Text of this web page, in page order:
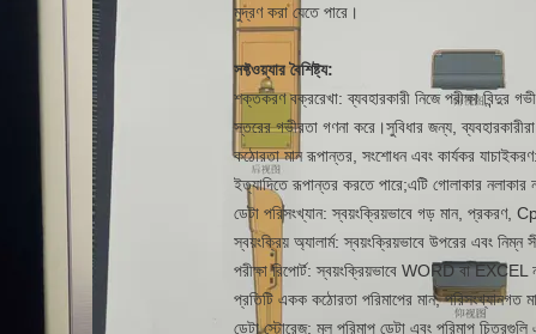
মুদ্রণ করা যেতে পারে।
সফ্টওয়্যার বৈশিষ্ট্য:
শক্তকরণ বক্ররেখা: ব্যবহারকারী নিজে পরীক্ষা বিন্দুর
স্তরের গভীরতা গণনা করে।সুবিধার জন্য,
কঠোরতা মান রূপান্তর, সংশোধন এবং কার্যকর
ইত্যাদিতে রূপান্তর করতে পারে;এটি গোলাকার নলাকার
ডেটা পরিসংখ্যান: স্বয়ংক্রিয়ভাবে গড় মান, প্রকরণ,
স্বয়ংক্রিয় অ্যালার্ম: স্বয়ংক্রিয়ভাবে উপরের এবং নিম্ন
পরীক্ষা রিপোর্ট: স্বয়ংক্রিয়ভাবে WORD বা EXCEL
প্রতিটি একক কঠোরতা পরিমাপের মান, পরিসংখ্যানগত
ডেটা স্টোরেজ: মূল পরিমাপ ডেটা এবং পরিমাপ চিত্রগুলি